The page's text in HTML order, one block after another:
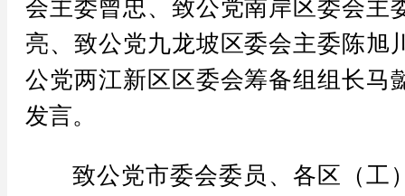
会主委曾忠、致公党南岸区委会主
亮、致公党九龙坡区委会主委陈旭
公党两江新区区委会筹备组组长马
发言。
致公党市委会委员、各区（工